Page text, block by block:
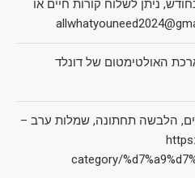
שכר בין 15000-25000 בחודש, ניתן לשלוח קורות חיים או
האולטימטום של דונלד
הלבשה תחתונה, שמלות ערב –
category/